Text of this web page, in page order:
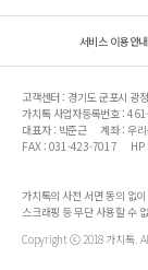
서비스 이용안내
고객센터 : 경기도 군포시 광
가치톡 사업자등록번호 :
대표자 : 박준근
계좌 : 우
FAX : 031-423-7017
가치톡의 사전 서면 동의 없
스크래핑 등 무단 사용할 수
Copyright ⓒ 2018 가치톡.